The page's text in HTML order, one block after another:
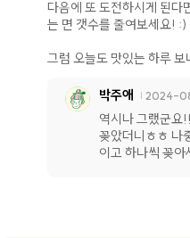
다음에 또 도전하시게 된다
는 면 갯수를 줄여보세요! :)
그럼 오늘도 맛있는 하루
박주애 2024-
역시나 그랬군
꽂았더니ㅎㅎ 나
이고 하나씩 꽂